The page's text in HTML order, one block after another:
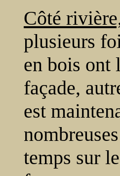
Côté
plusieurs
en bois ont
façade,
est
temps sur